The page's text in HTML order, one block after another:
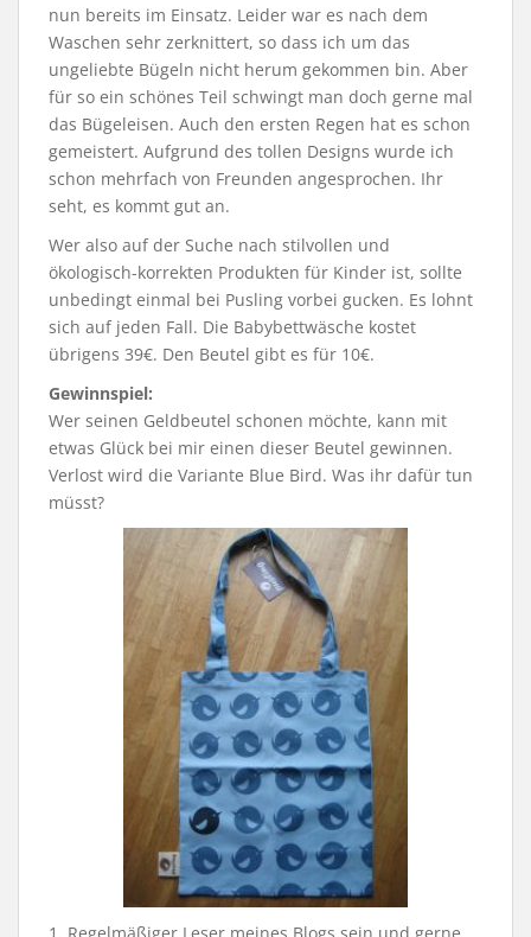
nun bereits im Einsatz. Leider war es nach dem
Waschen sehr zerknittert, so dass ich um das
ungeliebte Bügeln nicht herum gekommen bin. Aber
für so ein schönes Teil schwingt man doch gerne mal
das Bügeleisen. Auch den ersten Regen hat es schon
gemeistert. Aufgrund des tollen Designs wurde ich
schon mehrfach von Freunden angesprochen. Ihr
seht, es kommt gut an.
Wer also auf der Suche nach stilvollen und
ökologisch-korrekten Produkten für Kinder ist, sollte
unbedingt einmal bei Pusling vorbei gucken. Es lohnt
sich auf jeden Fall. Die Babybettwäsche kostet
übrigens 39€. Den Beutel gibt es für 10€.
Gewinnspiel:
Wer seinen Geldbeutel schonen möchte, kann mit
etwas Glück bei mir einen dieser Beutel gewinnen.
Verlost wird die Variante Blue Bird. Was ihr dafür tun
müsst?
1. Regelmäßiger Leser meines Blogs sein und gerne